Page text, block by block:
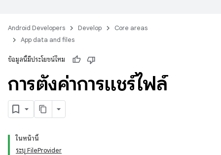
Android Developers Develop
Core areas
App data and files
ข้อมูลนี้มีประโยชน์ไหม
การตั้งค่าการแชร์ไฟล์
ในหน้านี้
ระบุ FileProvider